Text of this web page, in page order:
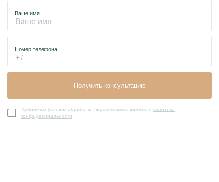
Ваше имя
Номер телефона
Получить консультацию
Принимаю условия обработки персональных данных и политики
конфиденциальности